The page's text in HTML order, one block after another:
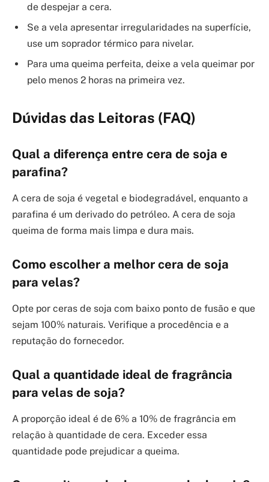
de despejar a cera.
Se a vela apresentar irregularidades na superfície,
use um soprador térmico para nivelar.
Para uma queima perfeita, deixe a vela queimar por
pelo menos 2 horas na primeira vez.
Dúvidas das Leitoras (FAQ)
Qual a diferença entre cera de soja e
parafina?
A cera de soja é vegetal e biodegradável, enquanto a
parafina é um derivado do petróleo. A cera de soja
queima de forma mais limpa e dura mais.
Como escolher a melhor cera de soja
para velas?
Opte por ceras de soja com baixo ponto de fusão e que
sejam 100% naturais. Verifique a procedência e a
reputação do fornecedor.
Qual a quantidade ideal de fragrância
para velas de soja?
A proporção ideal é de 6% a 10% de fragrância em
relação à quantidade de cera. Exceder essa
quantidade pode prejudicar a queima.